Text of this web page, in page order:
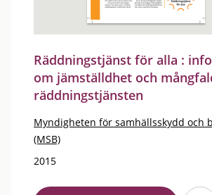
Räddningstjänst för alla :
om jämställdhet och
räddningstjänsten
Myndigheten för samhällsskydd och
(MSB)
2015